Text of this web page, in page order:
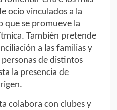
ocio vinculados a la
que se promueve la
También pretende
a las familias y
de distintos
la presencia de
colabora con clubes y